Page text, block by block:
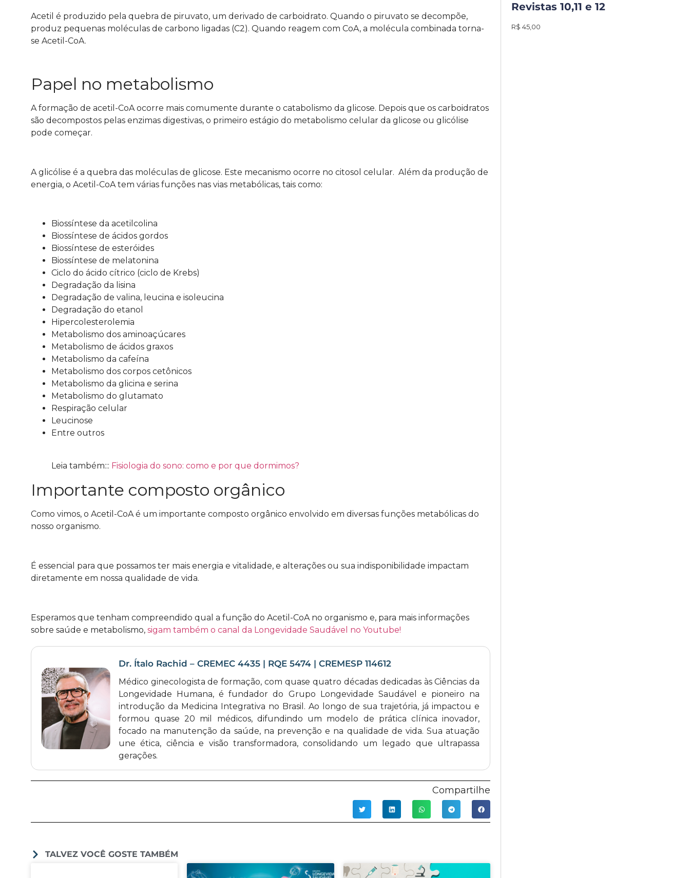
Acetil é produzido pela quebra de piruvato, um derivado de carboidrato. Quando o piruvato se decompõe,
produz pequenas moléculas de carbono ligadas (C2). Quando reagem com CoA, a molécula combinada torna-
se Acetil-CoA.
Papel no metabolismo
A formação de acetil-CoA ocorre mais comumente durante o catabolismo da glicose. Depois que os carboidratos
são decompostos pelas enzimas digestivas, o primeiro estágio do metabolismo celular da glicose ou glicólise
pode começar.
A glicólise é a quebra das moléculas de glicose. Este mecanismo ocorre no citosol celular. Além da produção de
energia, o Acetil-CoA tem várias funções nas vias metabólicas, tais como:
Biossíntese da acetilcolina
Biossíntese de ácidos gordos
Biossíntese de esteróides
Biossíntese de melatonina
Ciclo do ácido cítrico (ciclo de Krebs)
Degradação da lisina
Degradação de valina, leucina e isoleucina
Degradação do etanol
Hipercolesterolemia
Metabolismo dos aminoaçúcares
Metabolismo de ácidos graxos
Metabolismo da cafeína
Metabolismo dos corpos cetônicos
Metabolismo da glicina e serina
Metabolismo do glutamato
Respiração celular
Leucinose
Entre outros
Leia também::: Fisiologia do sono: como e por que dormimos?
Importante composto orgânico
Como vimos, o Acetil-CoA é um importante composto orgânico envolvido em diversas funções metabólicas do
nosso organismo.
É essencial para que possamos ter mais energia e vitalidade, e alterações ou sua indisponibilidade impactam
diretamente em nossa qualidade de vida.
Esperamos que tenham compreendido qual a função do Acetil-CoA no organismo e, para mais informações
sobre saúde e metabolismo, sigam também o canal da Longevidade Saudável no Youtube!
Dr. Ítalo Rachid – CREMEC 4435 | RQE 5474 | CREMESP 114612
Médico ginecologista de formação, com quase quatro décadas dedicadas às Ciências da
Longevidade Humana, é fundador do Grupo Longevidade Saudável e pioneiro na
introdução da Medicina Integrativa no Brasil. Ao longo de sua trajetória, já impactou e
formou quase 20 mil médicos, difundindo um modelo de prática clínica inovador,
focado na manutenção da saúde, na prevenção e na qualidade de vida. Sua atuação
une ética, ciência e visão transformadora, consolidando um legado que ultrapassa
gerações.
Compartilhe
TALVEZ VOCÊ GOSTE TAMBÉM
Revistas 10,11 e 12
R$ 45,00